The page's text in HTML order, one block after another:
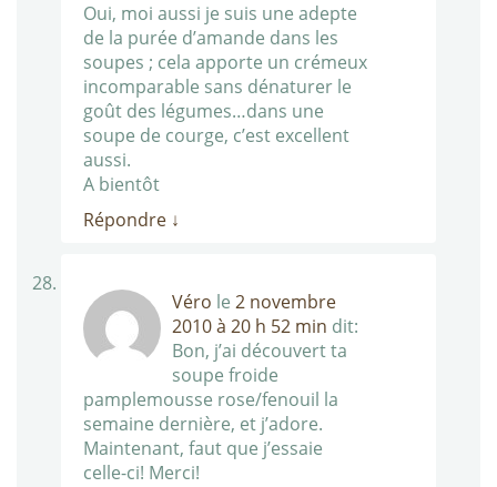
Oui, moi aussi je suis une adepte
de la purée d’amande dans les
soupes ; cela apporte un crémeux
incomparable sans dénaturer le
goût des légumes…dans une
soupe de courge, c’est excellent
aussi.
A bientôt
Répondre ↓
Véro le 2 novembre
2010 à 20 h 52 min dit:
Bon, j’ai découvert ta
soupe froide
pamplemousse rose/fenouil la
semaine dernière, et j’adore.
Maintenant, faut que j’essaie
celle-ci! Merci!